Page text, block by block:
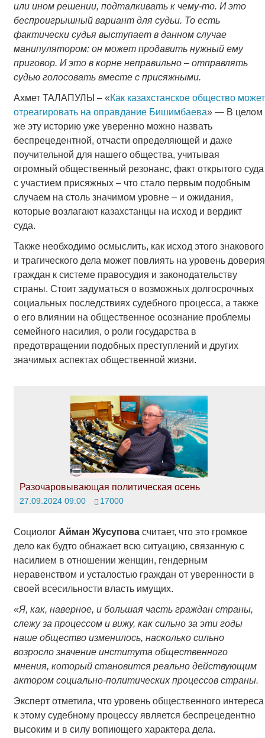
или ином решении, подталкивать к чему-то. И это
беспроигрышный вариант для судьи. То есть
фактически судья выступает в данном случае
манипулятором: он может продавить нужный ему
приговор. И это в корне неправильно – отправлять
судью голосовать вместе с присяжными.
Ахмет ТАЛАПУЛЫ – «Как казахстанское общество может
отреагировать на оправдание Бишимбаева» — В целом
же эту историю уже уверенно можно назвать
беспрецедентной, отчасти определяющей и даже
поучительной для нашего общества, учитывая
огромный общественный резонанс, факт открытого суда
с участием присяжных – что стало первым подобным
случаем на столь значимом уровне – и ожидания,
которые возлагают казахстанцы на исход и вердикт
суда.
Также необходимо осмыслить, как исход этого знакового
и трагического дела может повлиять на уровень доверия
граждан к системе правосудия и законодательству
страны. Стоит задуматься о возможных долгосрочных
социальных последствиях судебного процесса, а также
о его влиянии на общественное осознание проблемы
семейного насилия, о роли государства в
предотвращении подобных преступлений и других
значимых аспектах общественной жизни.
Разочаровывающая политическая осень
27.09.2024 09:00 17000
Социолог Айман Жусуповасчитает, что это громкое
дело как будто обнажает всю ситуацию, связанную с
насилием в отношении женщин, гендерным
неравенством и усталостью граждан от уверенности в
своей всесильности власть имущих.
«Я, как, наверное, и большая часть граждан страны,
слежу за процессом и вижу, как сильно за эти годы
наше общество изменилось, насколько сильно
возросло значение института общественного
мнения, который становится реально действующим
актором социально-политических процессов страны.
Эксперт отметила, что уровень общественного интереса
к этому судебному процессу является беспрецедентно
высоким и в силу вопиющего характера дела.